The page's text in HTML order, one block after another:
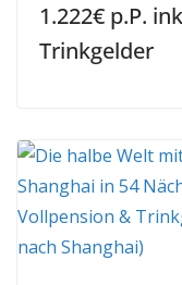
1.222€ p.P.
Trinkgelder